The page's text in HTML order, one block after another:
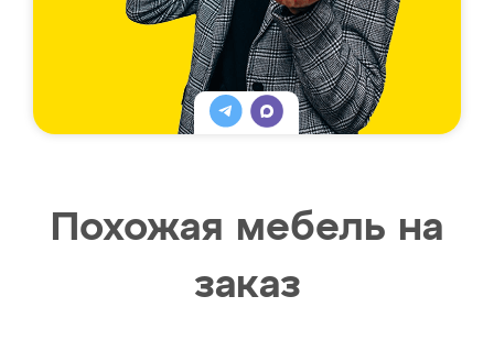
Похожая мебель на
заказ